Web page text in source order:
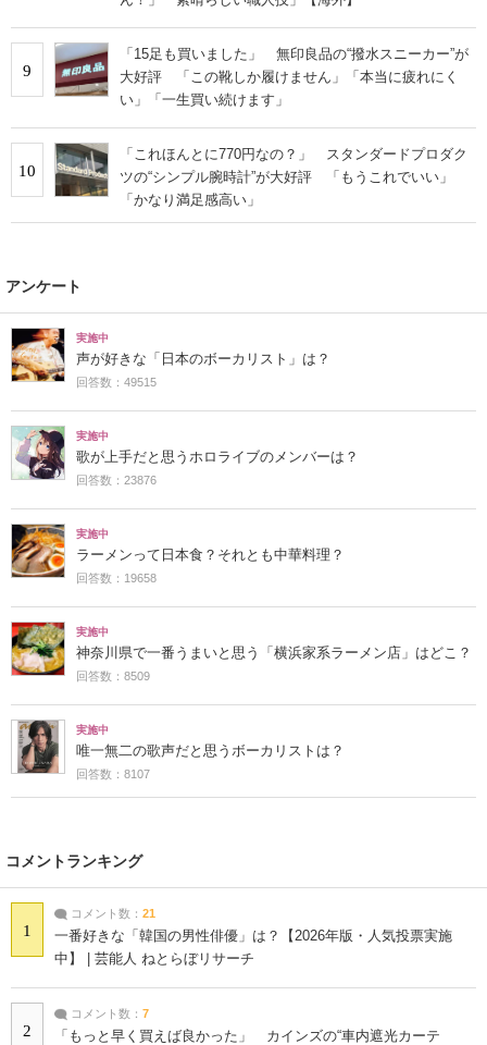
9
「15足も買いました」 無印良品の“撥水スニーカー”が
大好評 「この靴しか履けません」「本当に疲れにく
い」「一生買い続けます」
10
「これほんとに770円なの？」 スタンダードプロダク
ツの“シンプル腕時計”が大好評 「もうこれでいい」
「かなり満足感高い」
アンケート
実施中
声が好きな「日本のボーカリスト」は？
回答数：49515
実施中
歌が上手だと思うホロライブのメンバーは？
回答数：23876
実施中
ラーメンって日本食？それとも中華料理？
回答数：19658
実施中
神奈川県で一番うまいと思う「横浜家系ラーメン店」はどこ？
回答数：8509
実施中
唯一無二の歌声だと思うボーカリストは？
回答数：8107
コメントランキング
1
コメント数： 21
一番好きな「韓国の男性俳優」は？【2026年版・人気投票実施
中】 | 芸能人 ねとらぼリサーチ
2
コメント数： 7
「もっと早く買えば良かった」 カインズの“車内遮光カーテ